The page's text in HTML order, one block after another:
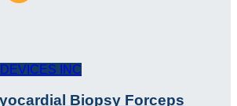
INC
Biopsy Forceps